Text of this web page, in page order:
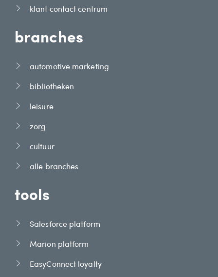
klant contact centrum
branches
automotive marketing
bibliotheken
leisure
zorg
cultuur
alle branches
tools
Salesforce platform
Marion platform
EasyConnect loyalty